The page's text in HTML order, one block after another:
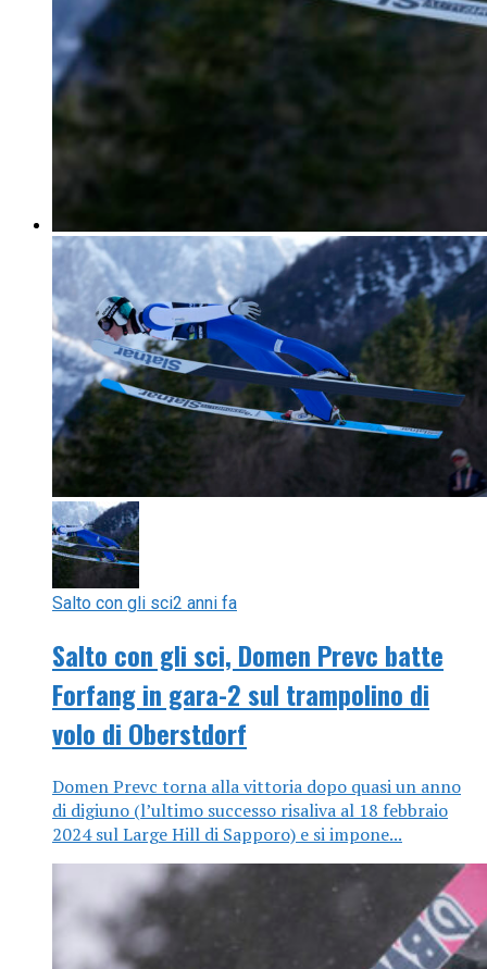
Salto con gli sci2 anni fa
Salto con gli sci, Domen Prevc batte
Forfang in gara-2 sul trampolino di
volo di Oberstdorf
Domen Prevc torna alla vittoria dopo quasi un anno
di digiuno (l’ultimo successo risaliva al 18 febbraio
2024 sul Large Hill di Sapporo) e si impone...